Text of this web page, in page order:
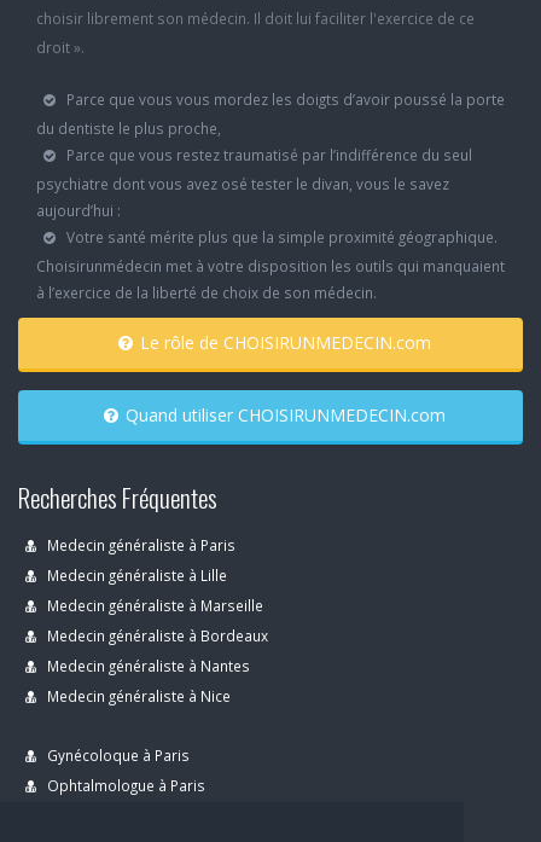
choisir librement son médecin. Il doit lui faciliter l'exercice de ce
droit ».
Parce que vous vous mordez les doigts d’avoir poussé la porte
du dentiste le plus proche,
Parce que vous restez traumatisé par l’indifférence du seul
psychiatre dont vous avez osé tester le divan, vous le savez
aujourd’hui :
Votre santé mérite plus que la simple proximité géographique.
Choisirunmédecin met à votre disposition les outils qui manquaient
à l’exercice de la liberté de choix de son médecin.
Le rôle de CHOISIRUNMEDECIN.com
Quand utiliser CHOISIRUNMEDECIN.com
Recherches Fréquentes
Medecin généraliste à Paris
Medecin généraliste à Lille
Medecin généraliste à Marseille
Medecin généraliste à Bordeaux
Medecin généraliste à Nantes
Medecin généraliste à Nice
Gynécoloque à Paris
Ophtalmologue à Paris